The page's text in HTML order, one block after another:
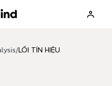
/LỐI TÍN HIỆU